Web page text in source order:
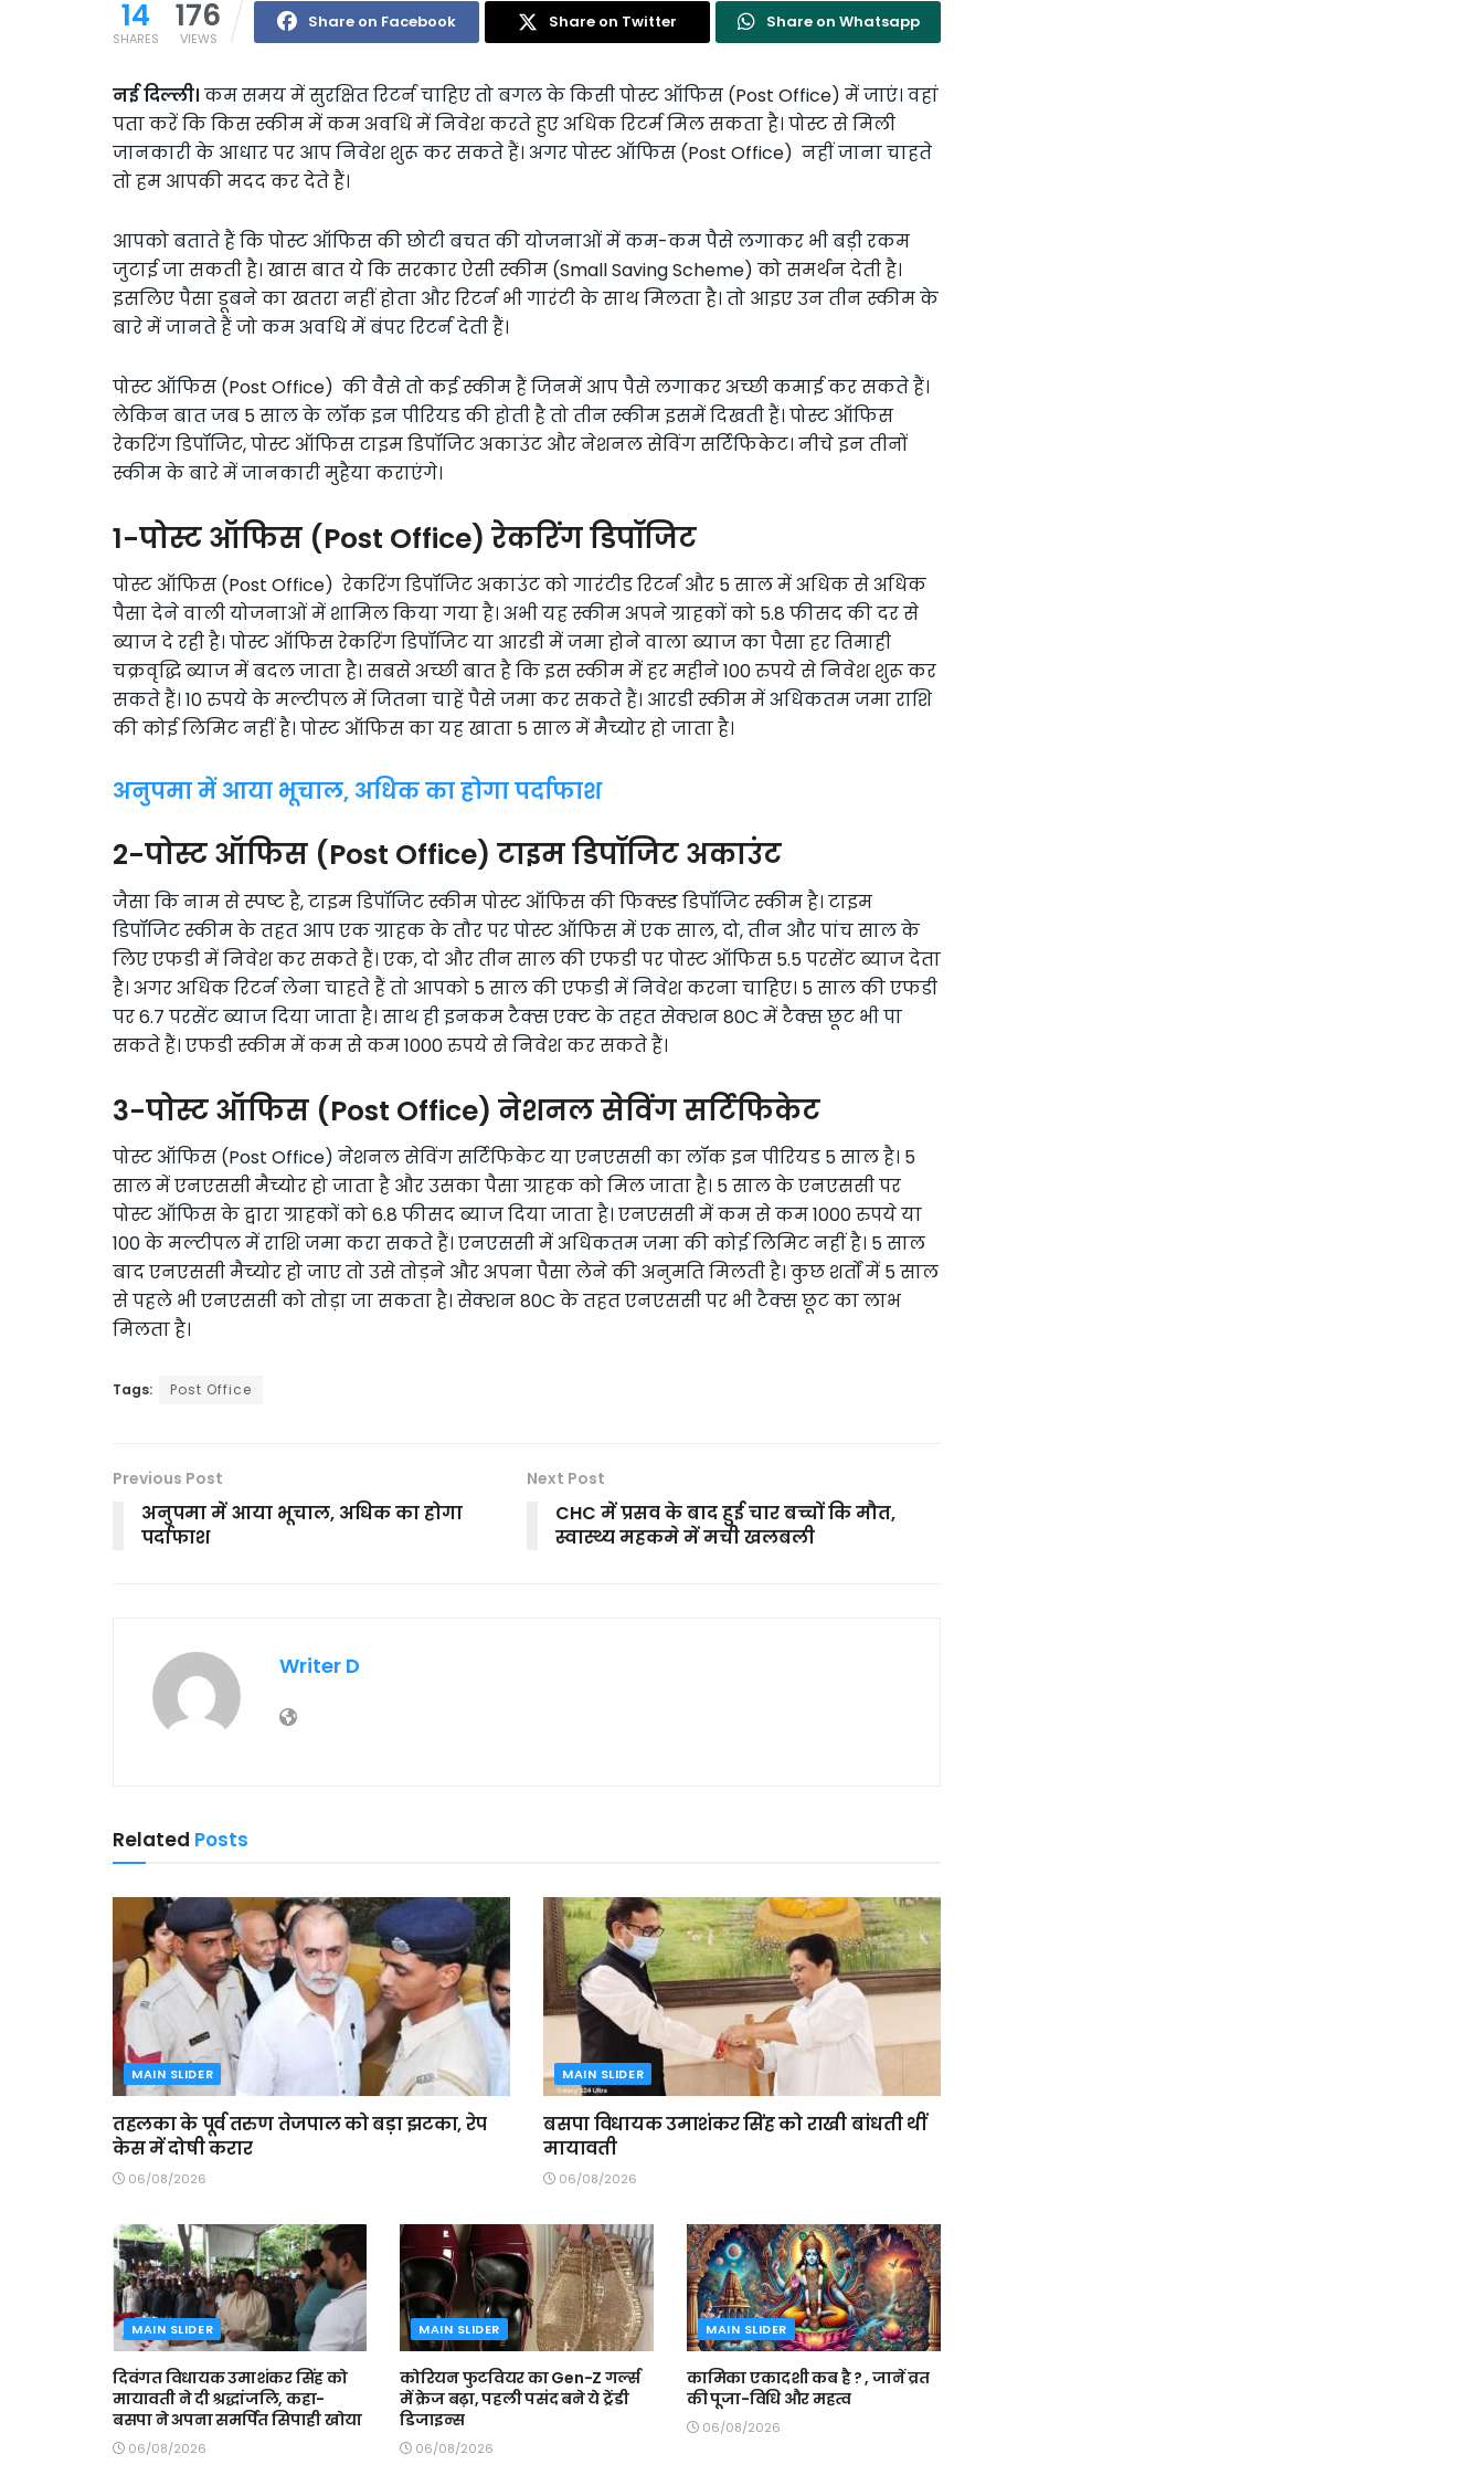
14
SHARES
176
VIEWS
Share on Facebook Share on Twitter Share on Whatsapp
नई दिल्ली। कम समय में सुरक्षित रिटर्न चाहिए तो बगल के किसी पोस्ट ऑफिस (Post Office) में जाएं। वहां
पता करें कि किस स्कीम में कम अवधि में निवेश करते हुए अधिक रिटर्म मिल सकता है। पोस्ट से मिली
जानकारी के आधार पर आप निवेश शुरू कर सकते हैं। अगर पोस्ट ऑफिस (Post Office) नहीं जाना चाहते
तो हम आपकी मदद कर देते हैं।
आपको बताते हैं कि पोस्ट ऑफिस की छोटी बचत की योजनाओं में कम-कम पैसे लगाकर भी बड़ी रकम
जुटाई जा सकती है। खास बात ये कि सरकार ऐसी स्कीम (Small Saving Scheme) को समर्थन देती है।
इसलिए पैसा डूबने का खतरा नहीं होता और रिटर्न भी गारंटी के साथ मिलता है। तो आइए उन तीन स्कीम के
बारे में जानते हैं जो कम अवधि में बंपर रिटर्न देती हैं।
पोस्ट ऑफिस (Post Office) की वैसे तो कई स्कीम हैं जिनमें आप पैसे लगाकर अच्छी कमाई कर सकते हैं।
लेकिन बात जब 5 साल के लॉक इन पीरियड की होती है तो तीन स्कीम इसमें दिखती हैं। पोस्ट ऑफिस
रेकरिंग डिपॉजिट, पोस्ट ऑफिस टाइम डिपॉजिट अकाउंट और नेशनल सेविंग सर्टिफिकेट। नीचे इन तीनों
स्कीम के बारे में जानकारी मुहैया कराएंगे।
1-पोस्ट ऑफिस (Post Office) रेकरिंग डिपॉजिट
पोस्ट ऑफिस (Post Office) रेकरिंग डिपॉजिट अकाउंट को गारंटीड रिटर्न और 5 साल में अधिक से अधिक
पैसा देने वाली योजनाओं में शामिल किया गया है। अभी यह स्कीम अपने ग्राहकों को 5.8 फीसद की दर से
ब्याज दे रही है। पोस्ट ऑफिस रेकरिंग डिपॉजिट या आरडी में जमा होने वाला ब्याज का पैसा हर तिमाही
चक्रवृद्धि ब्याज में बदल जाता है। सबसे अच्छी बात है कि इस स्कीम में हर महीने 100 रुपये से निवेश शुरू कर
सकते हैं। 10 रुपये के मल्टीपल में जितना चाहें पैसे जमा कर सकते हैं। आरडी स्कीम में अधिकतम जमा राशि
की कोई लिमिट नहीं है। पोस्ट ऑफिस का यह खाता 5 साल में मैच्योर हो जाता है।
अनुपमा में आया भूचाल, अधिक का होगा पर्दाफाश
2-पोस्ट ऑफिस (Post Office) टाइम डिपॉजिट अकाउंट
जैसा कि नाम से स्पष्ट है, टाइम डिपॉजिट स्कीम पोस्ट ऑफिस की फिक्स्ड डिपॉजिट स्कीम है। टाइम
डिपॉजिट स्कीम के तहत आप एक ग्राहक के तौर पर पोस्ट ऑफिस में एक साल, दो, तीन और पांच साल के
लिए एफडी में निवेश कर सकते हैं। एक, दो और तीन साल की एफडी पर पोस्ट ऑफिस 5.5 परसेंट ब्याज देता
है। अगर अधिक रिटर्न लेना चाहते हैं तो आपको 5 साल की एफडी में निवेश करना चाहिए। 5 साल की एफडी
पर 6.7 परसेंट ब्याज दिया जाता है। साथ ही इनकम टैक्स एक्ट के तहत सेक्शन 80C में टैक्स छूट भी पा
सकते हैं। एफडी स्कीम में कम से कम 1000 रुपये से निवेश कर सकते हैं।
3-पोस्ट ऑफिस (Post Office) नेशनल सेविंग सर्टिफिकेट
पोस्ट ऑफिस (Post Office) नेशनल सेविंग सर्टिफिकेट या एनएससी का लॉक इन पीरियड 5 साल है। 5
साल में एनएससी मैच्योर हो जाता है और उसका पैसा ग्राहक को मिल जाता है। 5 साल के एनएससी पर
पोस्ट ऑफिस के द्वारा ग्राहकों को 6.8 फीसद ब्याज दिया जाता है। एनएससी में कम से कम 1000 रुपये या
100 के मल्टीपल में राशि जमा करा सकते हैं। एनएससी में अधिकतम जमा की कोई लिमिट नहीं है। 5 साल
बाद एनएससी मैच्योर हो जाए तो उसे तोड़ने और अपना पैसा लेने की अनुमति मिलती है। कुछ शर्तों में 5 साल
से पहले भी एनएससी को तोड़ा जा सकता है। सेक्शन 80C के तहत एनएससी पर भी टैक्स छूट का लाभ
मिलता है।
Tags: Post Office
Previous Post
अनुपमा में आया भूचाल, अधिक का होगा
पर्दाफाश
Next Post
CHC में प्रसव के बाद हुई चार बच्चों कि मौत,
स्वास्थ्य महकमे में मची खलबली
Writer D
Related Posts
MAIN SLIDER
तहलका के पूर्व तरुण तेजपाल को बड़ा झटका, रेप
केस में दोषी करार
06/08/2026
MAIN SLIDER
बसपा विधायक उमाशंकर सिंह को राखी बांधती थीं
मायावती
06/08/2026
MAIN SLIDER
दिवंगत विधायक उमाशंकर सिंह को
मायावती ने दी श्रद्धांजलि, कहा-
बसपा ने अपना समर्पित सिपाही खोया
06/08/2026
MAIN SLIDER
कोरियन फुटवियर का Gen-Z गर्ल्स
में क्रेज बढ़ा, पहली पसंद बने ये ट्रेंडी
डिजाइन्स
06/08/2026
MAIN SLIDER
कामिका एकादशी कब है ? , जानें व्रत
की पूजा-विधि और महत्व
06/08/2026